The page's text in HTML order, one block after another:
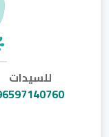
للسيدات